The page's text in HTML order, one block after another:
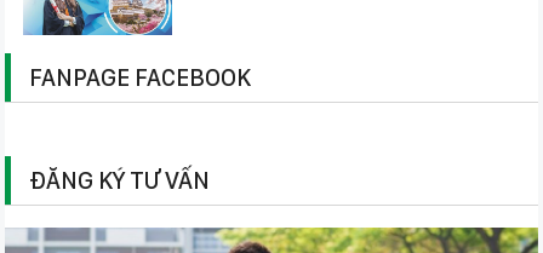
FANPAGE FACEBOOK
ĐĂNG KÝ TƯ VẤN